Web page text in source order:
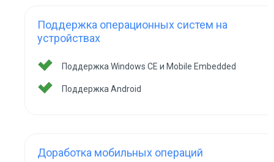
Поддержка операционных систем на
устройствах
Поддержка Windows CE и Mobile Embedded
Поддержка Android
Доработка мобильных операций